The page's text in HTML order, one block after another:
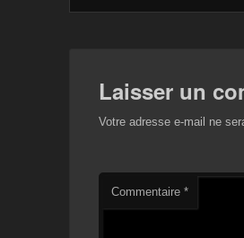
b
k
o
is
h
Laisser un
Votre adresse e-mail ne
Commentaire *